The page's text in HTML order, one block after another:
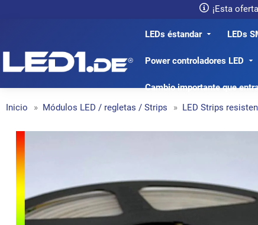
¡Esta
LEDs éstandar LEDs
Power controladores LED
Cambio importante que
Inicio
Módulos LED / regletas / Strips LED Strips